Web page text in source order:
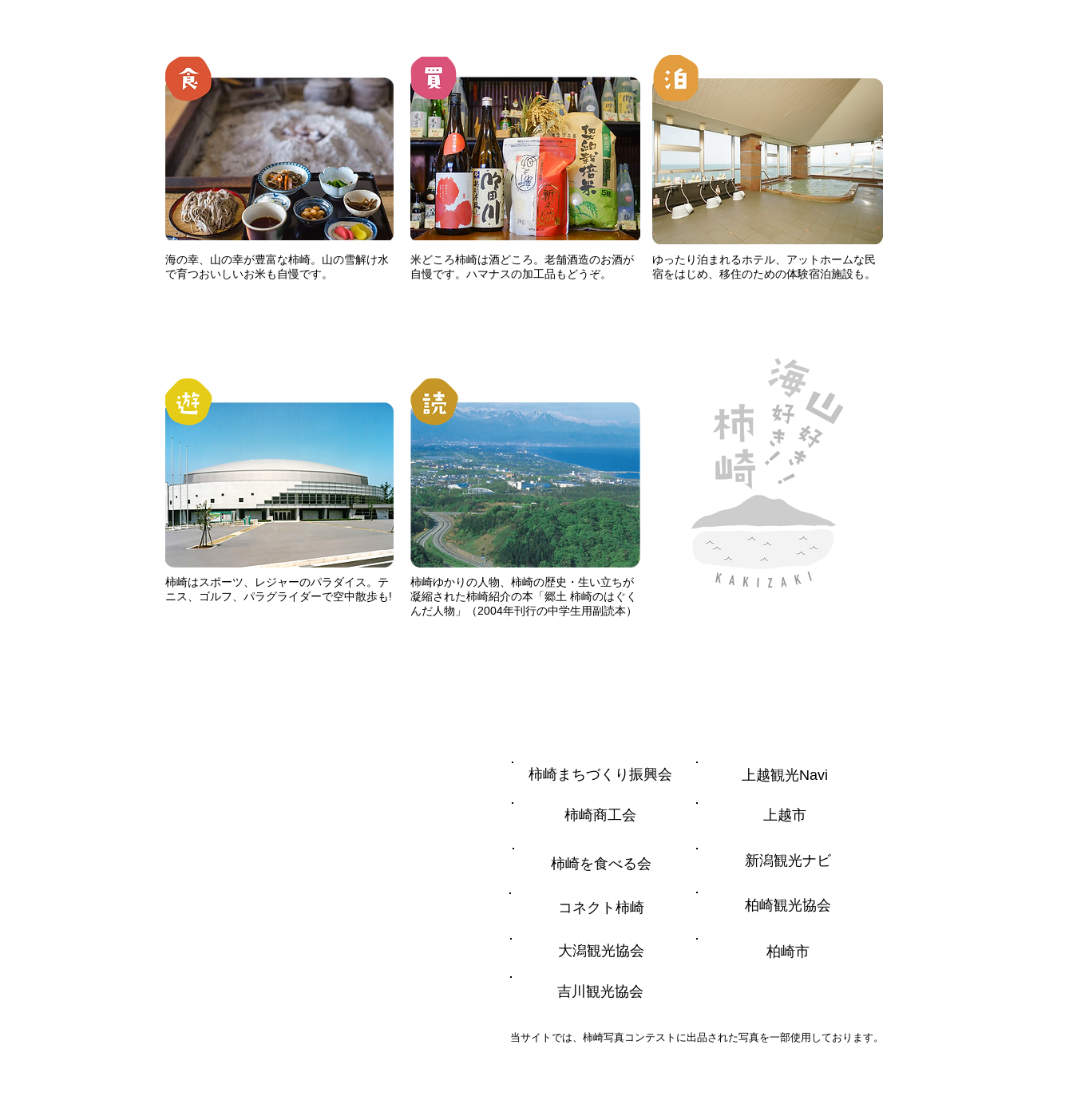
海の幸、山の幸が豊富な柿崎。山の雪解け水
で育つおいしいお米も自慢です。
米どころ柿崎は酒どころ。老舗酒造のお酒が
自慢です。ハマナスの加工品もどうぞ。
ゆったり泊まれるホテル、アットホームな民
宿をはじめ、移住のための体験宿泊施設も。
柿崎はスポーツ、レジャーのパラダイス。テ
ニス、ゴルフ、パラグライダーで空中散歩も!
柿崎ゆかりの人物、柿崎の歴史・生い立ちが
凝縮された柿崎紹介の本「郷土 柿崎のはぐく
んだ人物」（2004年刊行の中学生用副読本）
柿崎まちづくり振興会 上越観光Navi
柿崎商工会 上越市
柿崎を食べる会 新潟観光ナビ
コネクト柿崎 柏崎観光協会
大潟観光協会 柏崎市
吉川観光協会
当サイトでは、柿崎写真コンテストに出品された写真を一部使用しております。